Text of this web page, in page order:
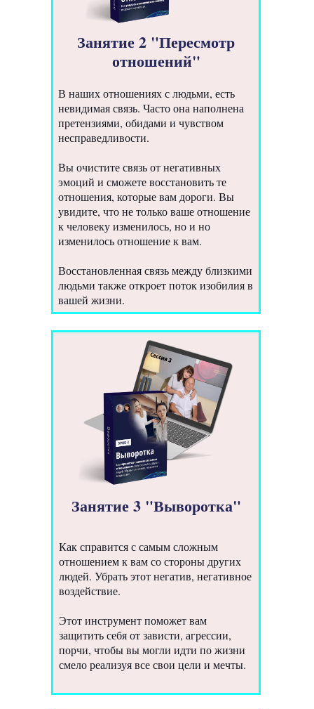
Занятие 2 "Пересмотр
отношений"
В наших отношениях с людьми, есть
невидимая связь. Часто она наполнена
претензиями, обидами и чувством
несправедливости.
Вы очистите связь от негативных
эмоций и сможете восстановить те
отношения, которые вам дороги. Вы
увидите, что не только ваше отношение
к человеку изменилось, но и но
изменилось отношение к вам.
Восстановленная связь между близкими
людьми также откроет поток изобилия в
вашей жизни.
Занятие 3 "Выворотка"
Как справится с самым сложным
отношением к вам со стороны других
людей. Убрать этот негатив, негативное
воздействие.
Этот инструмент поможет вам
защитить себя от зависти, агрессии,
порчи, чтобы вы могли идти по жизни
смело реализуя все свои цели и мечты.